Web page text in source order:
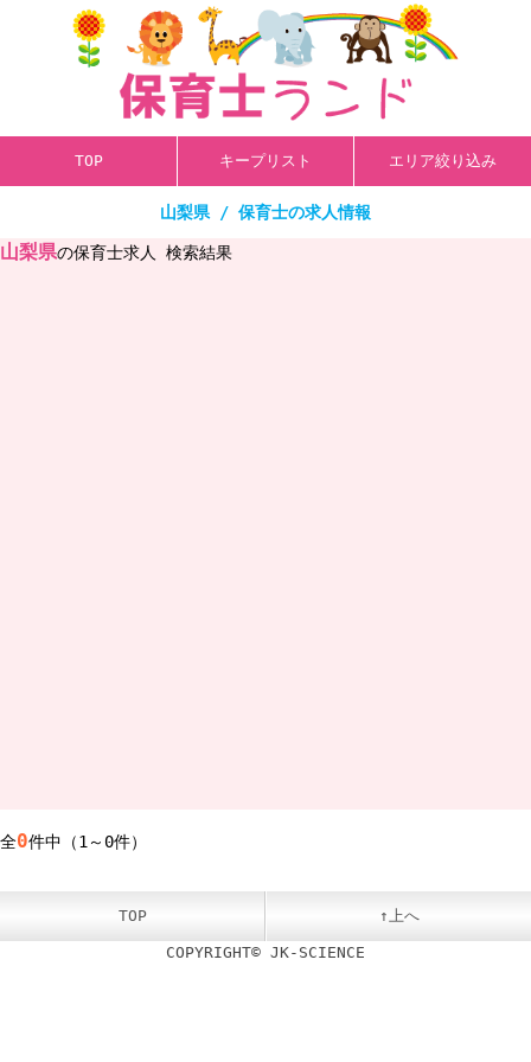
TOP キープリスト エリア絞り込み
山梨県 / 保育士の求人情報
山梨県の保育士求人 検索結果
全0件中（1～0件）
TOP ↑上へ
COPYRIGHT© JK-SCIENCE